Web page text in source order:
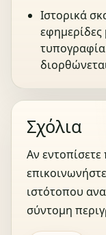
Ιστορικά
Σχόλια
Αν
ιστότοπου
σύντομη